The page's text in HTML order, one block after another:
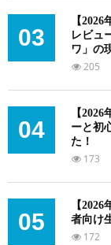
03
【
レビュ
ワ」の
205
04
【
ーと初
た！
173
05
【
者向け
172